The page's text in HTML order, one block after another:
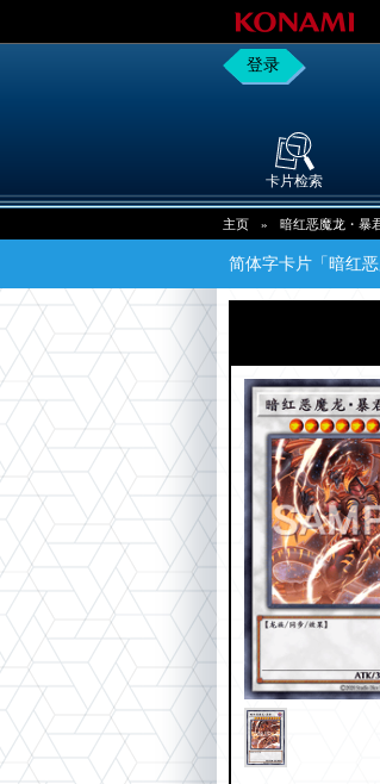
登录
卡片检索
主页 » 暗红恶魔龙・暴
简体字卡片「暗红